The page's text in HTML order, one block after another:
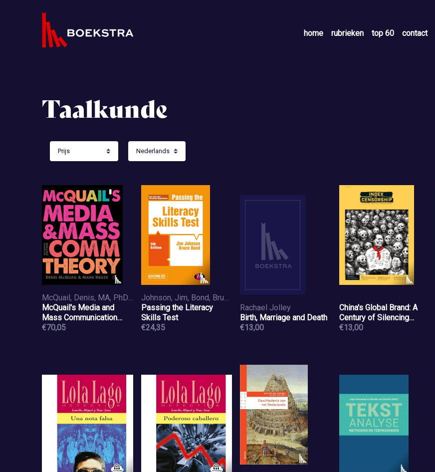
home rubrieken top 60 contact
Taalkunde
McQuail, Denis, MA, PhD, DipPSA,, Deuze, Mark
McQuail's Media and
Mass Communication
Theory
€70,05
Johnson, Jim, Bond, Bruce
Passing the Literacy
Skills Test
€24,35
Rachael Jolley
Birth, Marriage and Death
€13,00
China's Global Brand: A
Century of Silencing
Dissent
€13,00